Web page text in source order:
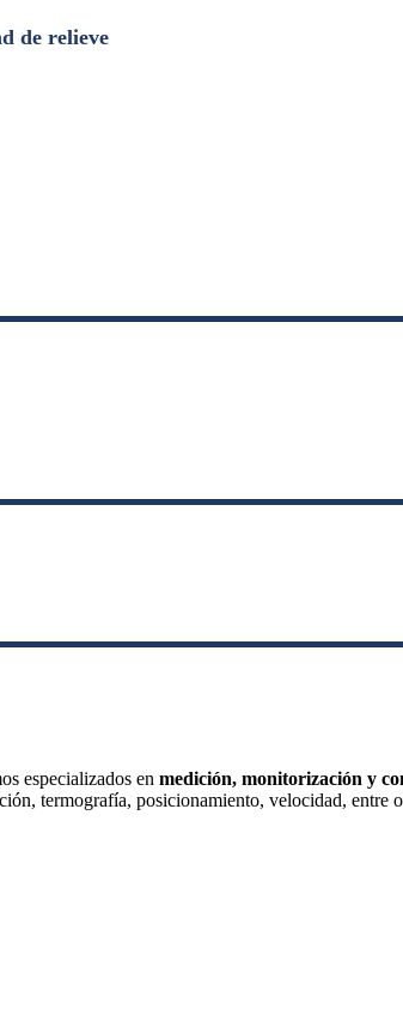
de relieve
especializados en medición, monitorización y
termografía, posicionamiento, velocidad, entre